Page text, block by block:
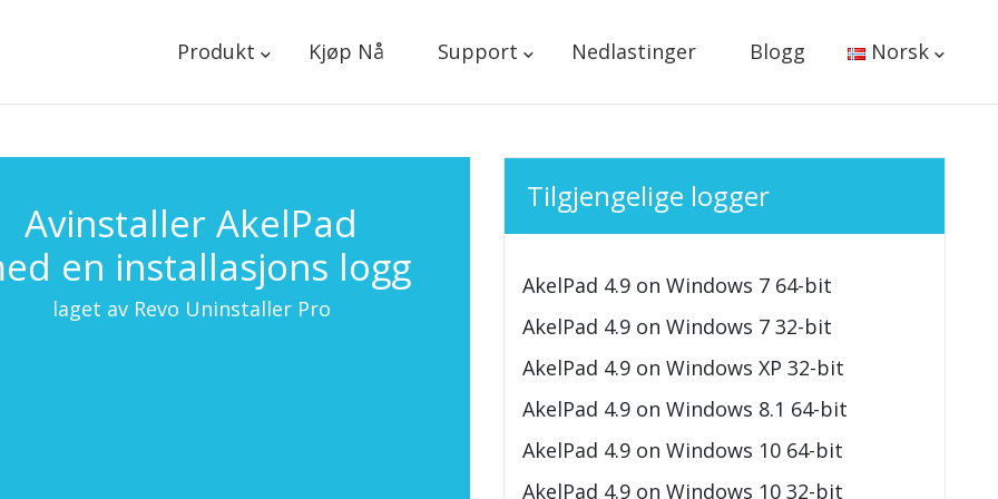
Produkt Kjøp Nå Support Nedlastinger Blogg Norsk
Avinstaller AkelPad
en installasjons logg
laget av Revo Uninstaller Pro
Tilgjengelige logger
AkelPad 4.9 on Windows 7 64-bit
AkelPad 4.9 on Windows 7 32-bit
AkelPad 4.9 on Windows XP 32-bit
AkelPad 4.9 on Windows 8.1 64-bit
AkelPad 4.9 on Windows 10 64-bit
AkelPad 4.9 on Windows 10 32-bit